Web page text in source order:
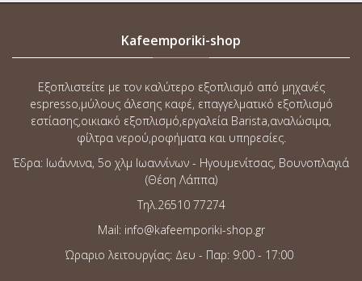
Kafeemporiki-shop
Εξοπλιστείτε με τον καλύτερο εξοπλισμό από μηχανές
espresso,μύλους άλεσης καφέ, επαγγελματικό εξοπλισμό
εστίασης,οικιακό εξοπλισμό,εργαλεία Barista,αναλώσιμα,
φίλτρα νερού,ροφήματα και υπηρεσίες.
Έδρα: Ιωάννινα, 5o χλμ Ιωαννίνων - Ηγουμενίτσας, Βουνοπλαγιά
(Θέση Λάππα)
Τηλ.26510 77274
Mail: info@kafeemporiki-shop.gr
Ώραριο λειτουργίας: Δευ - Παρ: 9:00 - 17:00